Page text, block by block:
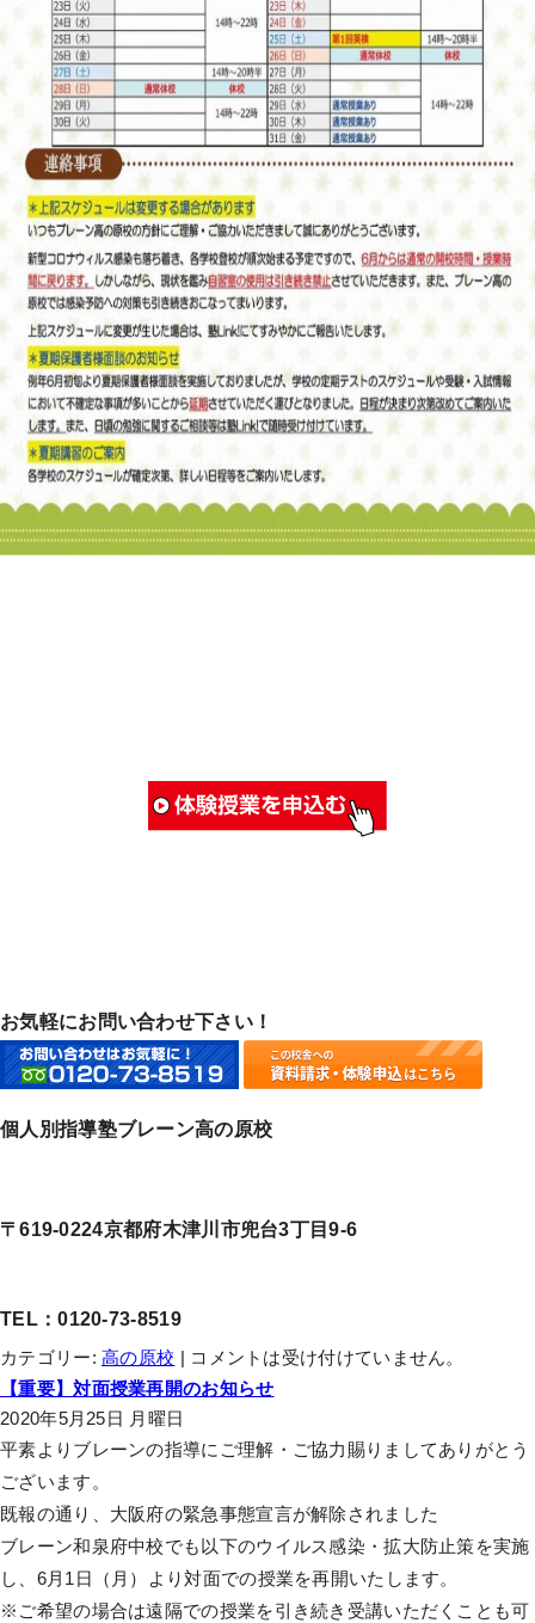
お気軽にお問い合わせ下さい！
個人別指導塾ブレーン高の原校
〒619-0224京都府木津川市兜台3丁目9-6
TEL：0120-73-8519
カテゴリー:高の原校 | コメントは受け付けていません。
【重要】対面授業再開のお知らせ
2020年5月25日 月曜日
平素よりブレーンの指導にご理解・ご協力賜りましてありがとう
ございます。
既報の通り、大阪府の緊急事態宣言が解除されました
ブレーン和泉府中校でも以下のウイルス感染・拡大防止策を実施
し、6月1日（月）より対面での授業を再開いたします。
※ご希望の場合は遠隔での授業を引き続き受講いただくことも可